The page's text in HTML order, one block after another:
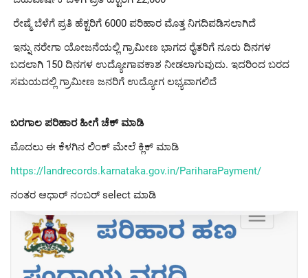
ರೇಷ್ಮೆ ಬೆಳೆಗೆ ಪ್ರತಿ ಹೆಕ್ಟರಿಗೆ 6000 ಪರಿಹಾರ ಮೊತ್ತ ನಿಗದಿಪಡಿಸಲಾಗಿದೆ
ಇನ್ನು ನರೇಗಾ ಯೋಜನೆಯಲ್ಲಿ ಗ್ರಾಮೀಣ ಭಾಗದ ರೈತರಿಗೆ ನೂರು ದಿನಗಳ
ಬದಲಾಗಿ 150 ದಿನಗಳ ಉದ್ಯೋಗಾವಕಾಶ ನೀಡಲಾಗುವುದು. ಇದರಿಂದ ಬರದ
ಸಮಯದಲ್ಲಿ ಗ್ರಾಮೀಣ ಜನರಿಗೆ ಉದ್ಯೋಗ ಲಭ್ಯವಾಗಲಿದೆ
ಬರಗಾಲ ಪರಿಹಾರ ಹೀಗೆ ಚೆಕ್ ಮಾಡಿ
ಮೊದಲು ಈ ಕೆಳಗಿನ ಲಿಂಕ್ ಮೇಲೆ ಕ್ಲಿಕ್ ಮಾಡಿ
https://landrecords.karnataka.gov.in/PariharaPayment/
ನಂತರ ಆಧಾರ್ ನಂಬರ್ select ಮಾಡಿ